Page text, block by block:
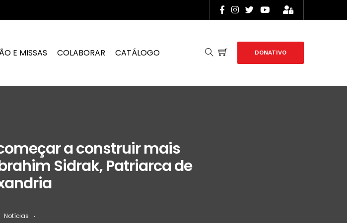
E MISSAS COLABORAR CATÁLOGO DONATIVO
começar a construir mais
Sidrak, Patriarca de
Notícias ‧